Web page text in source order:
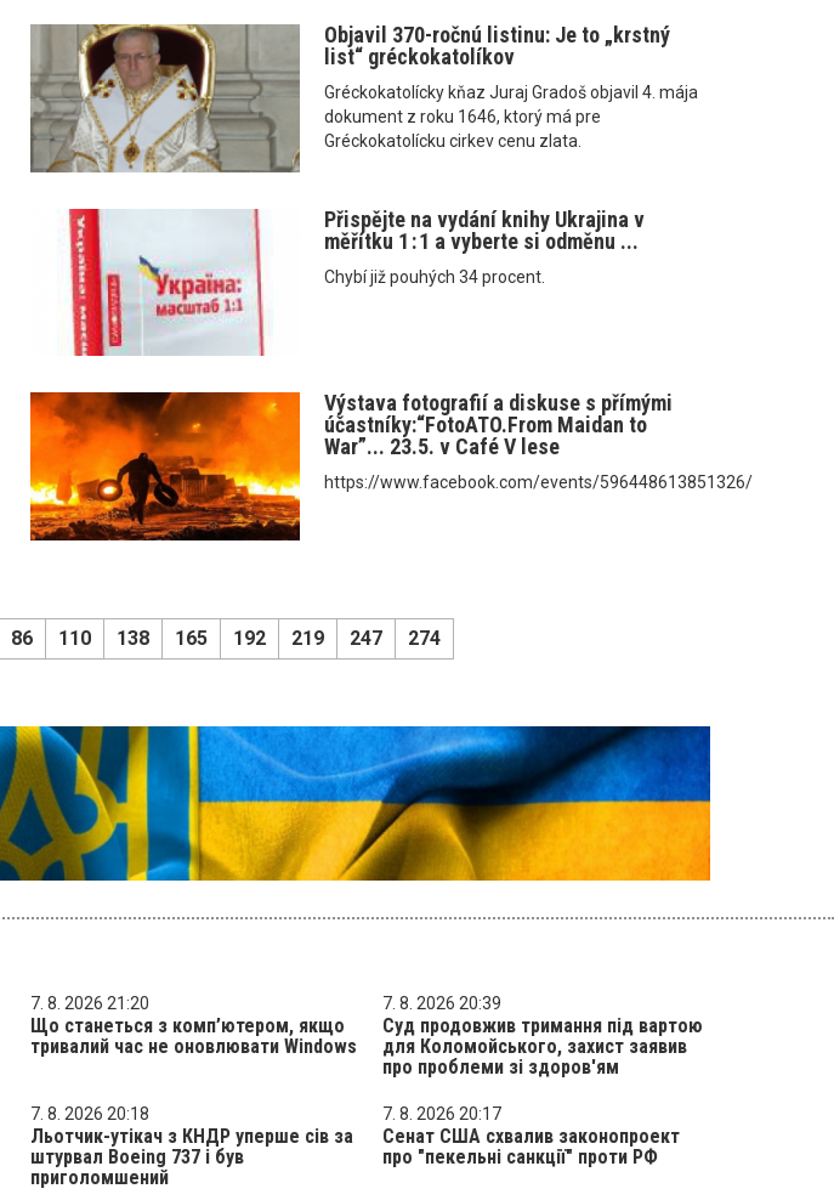
Objavil 370-ročnú listinu: Je to „krstný
list“ gréckokatolíkov
Gréckokatolícky kňaz Juraj Gradoš objavil 4. mája
dokument z roku 1646, ktorý má pre
Gréckokatolícku cirkev cenu zlata.
Přispějte na vydání knihy Ukrajina v
měřítku 1 : 1 a vyberte si odměnu ...
Chybí již pouhých 34 procent.
Výstava fotografií a diskuse s přímými
účastníky:“FotoATO.From Maidan to
War”... 23.5. v Café V lese
https://www.facebook.com/events/596448613851326/
86 110 138 165 192 219 247 274
7. 8. 2026 21:20
Що станеться з комп’ютером, якщо
тривалий час не оновлювати Windows
7. 8. 2026 20:39
Суд продовжив тримання під вартою
для Коломойського, захист заявив
про проблеми зі здоров'ям
7. 8. 2026 20:18
Льотчик-утікач з КНДР уперше сів за
штурвал Boeing 737 і був
приголомшений
7. 8. 2026 20:17
Сенат США схвалив законопроект
про "пекельні санкції" проти РФ